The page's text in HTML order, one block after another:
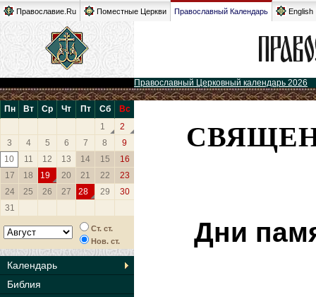
Православие.Ru Поместные Церкви Православный Календарь English
Православный Церковный календарь 2026
Пн Вт Ср Чт Пт Сб
Вс
1
2
3
4 5 6 7 8
9
10
11 12 13 14 15
16
17
18 19 20 21 22
23
24
25 26 27 28 29
30
31
Ст. ст.
Нов. ст.
Календарь
Библия
Дни